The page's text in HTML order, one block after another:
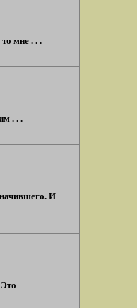
мне . . .
. . .
И